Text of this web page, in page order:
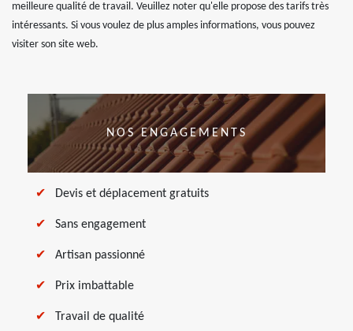
meilleure qualité de travail. Veuillez noter qu'elle propose des tarifs très
intéressants. Si vous voulez de plus amples informations, vous pouvez
visiter son site web.
NOS ENGAGEMENTS
Devis et déplacement gratuits
Sans engagement
Artisan passionné
Prix imbattable
Travail de qualité